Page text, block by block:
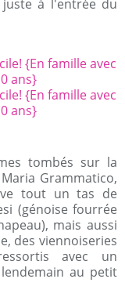
à l'entrée du
tombés sur la
Grammatico,
tout un tas de
(génoise fourrée
mais aussi
des viennoiseries
avec un
au petit